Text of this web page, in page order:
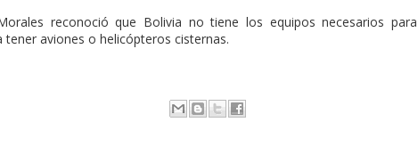
reconoció que Bolivia no tiene los equipos necesarios para
aviones o helicópteros cisternas.